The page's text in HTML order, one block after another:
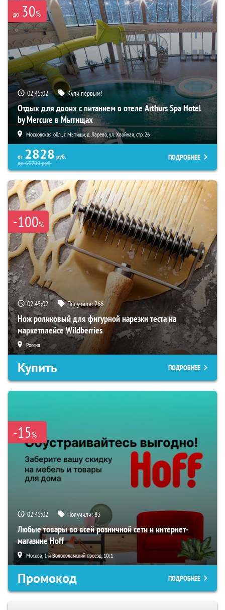
до 30%
02:45:00 Купи первым!
Отдых для двоих с питанием в отеле Arthurs Spa Hotel
by Mercure в Мытищах
Московская обл., г. Мытищи, д. Ларево, ул. Хвойная, стр. 26
от 2828 руб.
до65700руб.
ПОДРОБНЕЕ
-100%
02:45:00 Получили:266
Нож роликовый для фигурной нарезки теста на
маркетплейсе Wildberries
Россия
Купить ПОДРОБНЕЕ
-15%
02:45:00 Получили:83
Любые товары во всей розничной сети и интернет-
магазине Hoff
Москва, 1-й Волоколамский проезд, 10с1
Промокод ПОДРОБНЕЕ